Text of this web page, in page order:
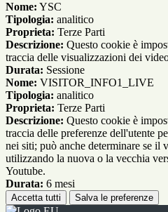
Nome: YSC
Tipologia: analitico
Proprieta: Terze Parti
Descrizione: Questo cookie è
traccia delle visualizzazioni dei
Durata: Sessione
Nome: VISITOR_INFO1_LIVE
Tipologia: analitico
Proprieta: Terze Parti
Descrizione: Questo cookie è
traccia delle preferenze dell'utente
nei siti; può anche determinare se il
utilizzando la nuova o la vecchia
Youtube.
Durata: 6 mesi
Accetta tutti Salva le preferenze